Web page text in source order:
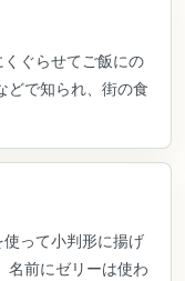
ぐらせてご飯にの
どで知られ、街の食
って小判形に揚げ
名前にゼリーは使わ